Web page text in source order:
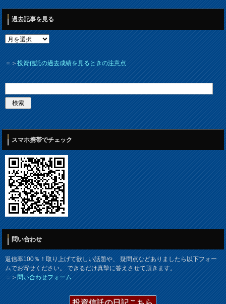
過去記事を見る
＝＞投資信託の過去成績を見るときの注意点
スマホ携帯でチェック
問い合わせ
返信率100％！取り上げて欲しい話題や、 疑問点などありましたら以下フォー
ムでお寄せください。 できるだけ真摯に答えさせて頂きます。
＝＞問い合わせフォーム